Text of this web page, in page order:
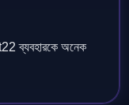
ব্যবহারকে অনেক